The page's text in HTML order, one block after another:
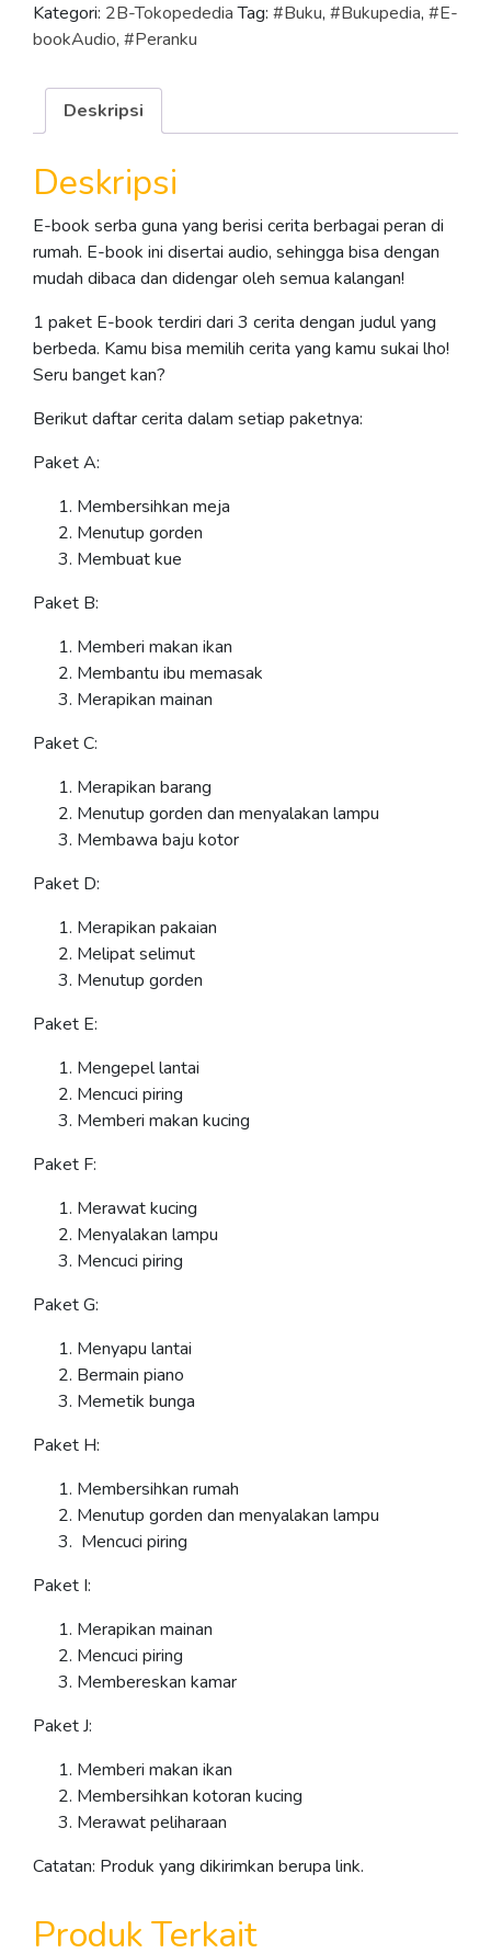
Paket
B
Kategori: 2B-Tokopededia Tag: #Buku, #Bukupedia, #E-
bookAudio, #Peranku
Deskripsi
Deskripsi
E-book serba guna yang berisi cerita berbagai peran di
rumah. E-book ini disertai audio, sehingga bisa dengan
mudah dibaca dan didengar oleh semua kalangan!
1 paket E-book terdiri dari 3 cerita dengan judul yang
berbeda. Kamu bisa memilih cerita yang kamu sukai lho!
Seru banget kan?
Berikut daftar cerita dalam setiap paketnya:
Paket A:
Membersihkan meja
Menutup gorden
Membuat kue
Paket B:
Memberi makan ikan
Membantu ibu memasak
Merapikan mainan
Paket C:
Merapikan barang
Menutup gorden dan menyalakan lampu
Membawa baju kotor
Paket D:
Merapikan pakaian
Melipat selimut
Menutup gorden
Paket E:
Mengepel lantai
Mencuci piring
Memberi makan kucing
Paket F:
Merawat kucing
Menyalakan lampu
Mencuci piring
Paket G:
Menyapu lantai
Bermain piano
Memetik bunga
Paket H:
Membersihkan rumah
Menutup gorden dan menyalakan lampu
Mencuci piring
Paket I:
Merapikan mainan
Mencuci piring
Membereskan kamar
Paket J:
Memberi makan ikan
Membersihkan kotoran kucing
Merawat peliharaan
Catatan: Produk yang dikirimkan berupa link.
Produk Terkait